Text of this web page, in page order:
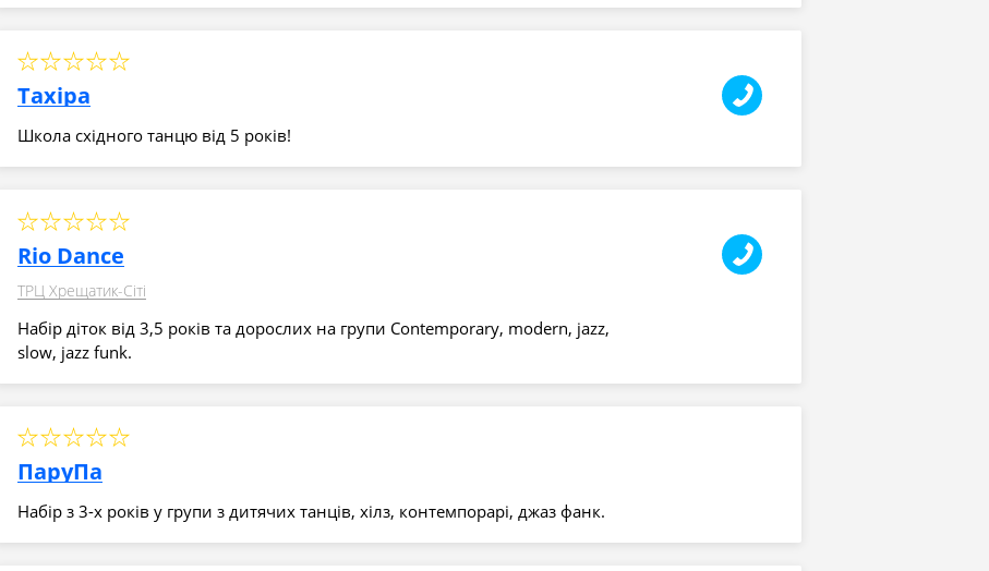
Тахіра
Школа східного танцю від 5 років!
Rio Dance
ТРЦ Хрещатик-Сіті
Набір діток від 3,5 років та дорослих на групи Contemporary, modern, jazz,
slow, jazz funk.
ПаруПа
Набір з 3-х років у групи з дитячих танців, хілз, контемпорарі, джаз фанк.